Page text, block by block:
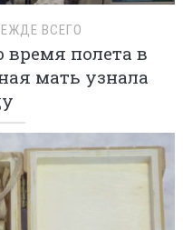
ВСЕГО
полета в
мать узнала